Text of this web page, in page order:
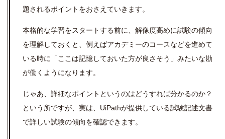
題されるポイントをおさえていきます。
本格的な学習をスタートする前に、解像度高めに試験の傾向
を理解しておくと、例えばアカデミーのコースなどを進めて
いる時に「ここは記憶しておいた方が良さそう」みたいな勘
が働くようになります。
じゃあ、詳細なポイントというのはどうすれば分かるのか？
という所ですが、実は、UiPathが提供している試験記述文書
で詳しい試験の傾向を確認できます。